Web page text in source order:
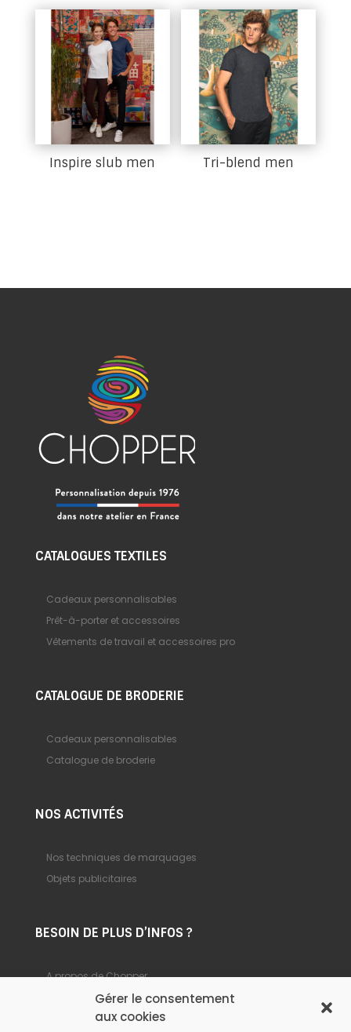
Gérer le consentement
aux cookies
Inspire slub men Tri-blend men
CATALOGUES TEXTILES
Cadeaux personnalisables
Prêt-à-porter et accessoires
Vêtements de travail et accessoires pro
CATALOGUE DE BRODERIE
Cadeaux personnalisables
Catalogue de broderie
NOS ACTIVITÉS
Nos techniques de marquages
Objets publicitaires
BESOIN DE PLUS D’INFOS ?
A propos de Chopper
Foire aux questions
Nous contacter